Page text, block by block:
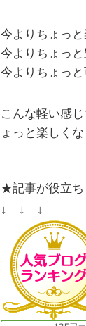
今よりちょっと
今よりちょっと
今よりちょっと
こんな軽い感
ょっと楽しく
★記事が役立ち
↓ ↓ ↓